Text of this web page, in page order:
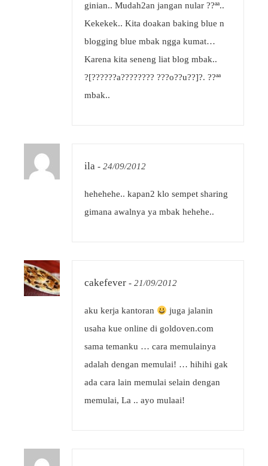
ginian.. Mudah2an jangan nular ??ªª..
Kekekek.. Kita doakan baking blue n
blogging blue mbak ngga kumat…
Karena kita seneng liat blog mbak..
?[??????a???????? ???o??u??]?. ??ªª
mbak..
ila - 24/09/2012
hehehehe.. kapan2 klo sempet sharing
gimana awalnya ya mbak hehehe..
cakefever - 21/09/2012
aku kerja kantoran
juga jalanin
usaha kue online di goldoven.com
sama temanku … cara memulainya
adalah dengan memulai! … hihihi gak
ada cara lain memulai selain dengan
memulai, La .. ayo mulaai!